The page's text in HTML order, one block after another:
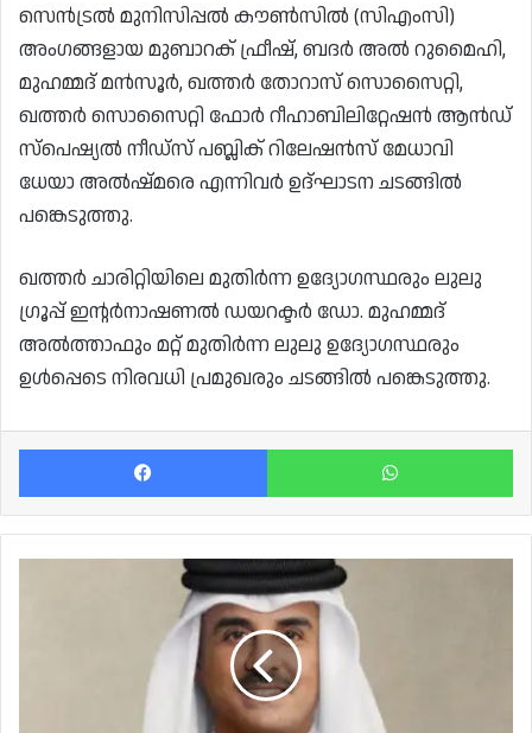
സെൻട്രൽ മുനിസിപ്പൽ കൗൺസിൽ (സിഎംസി)
അംഗങ്ങളായ മുബാറക് ഫ്രീഷ്, ബദർ അൽ റുമൈഹി,
മുഹമ്മദ് മൻസൂർ, ഖത്തർ തോറാസ് സൊസൈറ്റി,
ഖത്തർ സൊസൈറ്റി ഫോർ റീഹാബിലിറ്റേഷൻ ആൻഡ്
സ്‌പെഷ്യൽ നീഡ്‌സ് പബ്ലിക് റിലേഷൻസ് മേധാവി
ധേയാ അൽഷ്‌മരെ എന്നിവർ ഉദ്ഘാടന ചടങ്ങിൽ
പങ്കെടുത്തു.
ഖത്തർ ചാരിറ്റിയിലെ മുതിർന്ന ഉദ്യോഗസ്ഥരും ലുലു
ഗ്രൂപ്പ് ഇന്റർനാഷണൽ ഡയറക്ടർ ഡോ. മുഹമ്മദ്
അൽത്താഫും മറ്റ് മുതിർന്ന ലുലു ഉദ്യോഗസ്ഥരും
ഉൾപ്പെടെ നിരവധി പ്രമുഖരും ചടങ്ങിൽ പങ്കെടുത്തു.
Facebook